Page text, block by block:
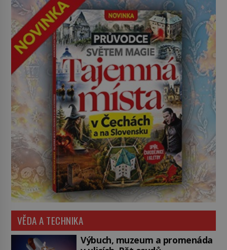
VĚDA A TECHNIKA
Výbuch, muzeum a promenáda